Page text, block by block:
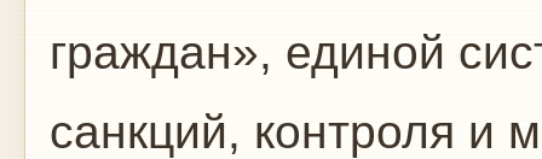
граждан», единой
санкций, контроля и